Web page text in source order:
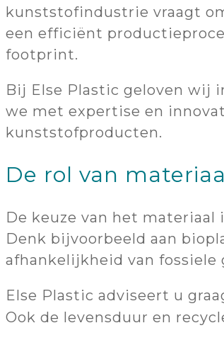
kunststofindustrie vraagt
een efficiënt
footprint.
Bij Else Plastic geloven wij
we met expertise en
kunststofproducten.
De rol van
De keuze van het materiaal
Denk bijvoorbeeld aan
afhankelijkheid van
Else Plastic adviseert u
Ook de levensduur en